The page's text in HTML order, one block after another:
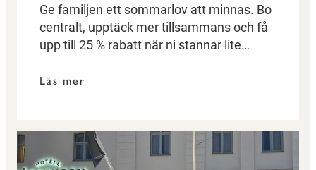
Ge familjen ett sommarlov att minnas. Bo
centralt, upptäck mer tillsammans och få
upp till 25 % rabatt när ni stannar lite
Läs mer